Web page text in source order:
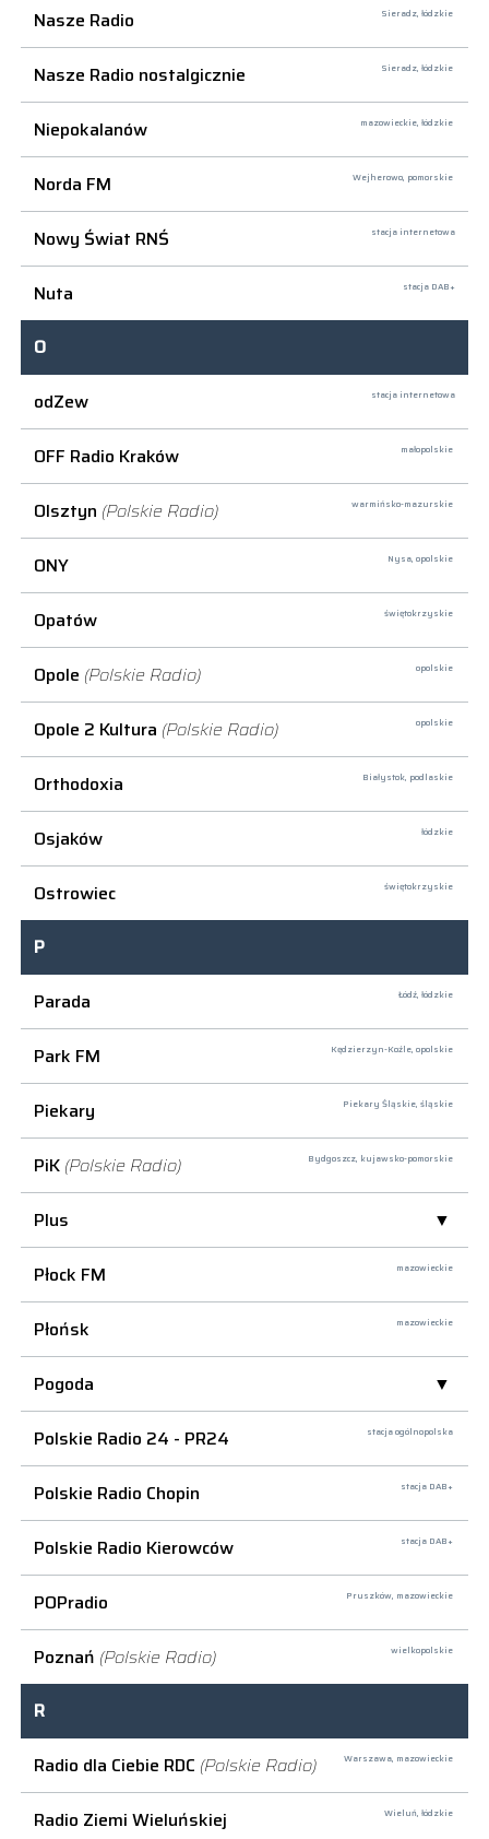
Nasze Radio Sieradz, łódzkie
Nasze Radio nostalgicznie Sieradz, łódzkie
Niepokalanów mazowieckie, łódzkie
Norda FM Wejherowo, pomorskie
Nowy Świat RNŚ stacja internetowa
Nuta stacja DAB+
O
odZew
stacja internetowa
OFF Radio Kraków małopolskie
Olsztyn (Polskie Radio) warmińsko-mazurskie
ONY Nysa, opolskie
Opatów świętokrzyskie
Opole (Polskie Radio) opolskie
Opole 2 Kultura (Polskie Radio) opolskie
Orthodoxia Białystok, podlaskie
Osjaków łódzkie
Ostrowiec świętokrzyskie
P
Parada
Łódź, łódzkie
Park FM Kędzierzyn-Koźle, opolskie
Piekary Piekary Śląskie, śląskie
PiK (Polskie Radio) Bydgoszcz, kujawsko-pomorskie
Plus
Płock FM
mazowieckie
Płońsk mazowieckie
Pogoda
Polskie Radio 24 - PR24
stacja ogólnopolska
Polskie Radio Chopin stacja DAB+
Polskie Radio Kierowców stacja DAB+
POPradio Pruszków, mazowieckie
Poznań (Polskie Radio) wielkopolskie
R
Radio dla Ciebie RDC (Polskie Radio) Warszawa, mazowieckie
Radio Ziemi Wieluńskiej Wieluń, łódzkie